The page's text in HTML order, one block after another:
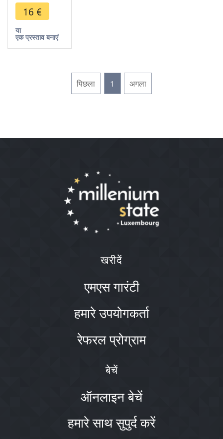
Sucre 1889
Santiago
Chili Silver -
> Make
16 €
या
एक प्रस्ताव बनाएं
पिछला 1 अगला
खरीदें
एमएस गारंटी
हमारे उपयोगकर्ता
रेफरल प्रोग्राम
बेचें
ऑनलाइन बेचें
हमारे साथ सुपुर्द करें